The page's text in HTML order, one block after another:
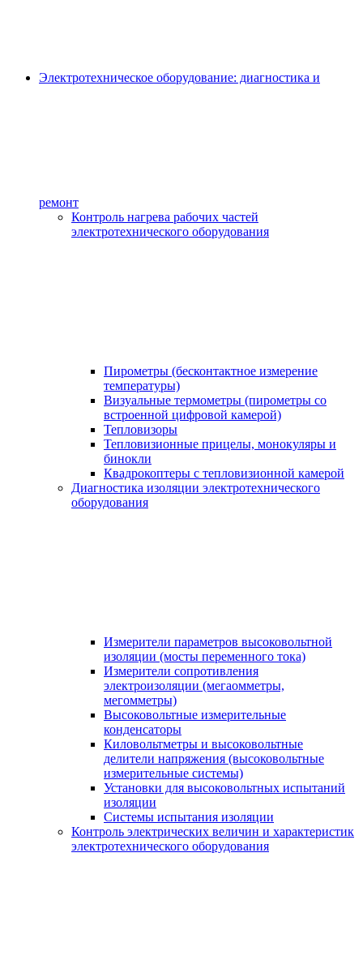
Электротехническое оборудование: диагностика и
ремонт
Контроль нагрева рабочих частей
электротехнического оборудования
Пирометры (бесконтактное измерение
температуры)
Визуальные термометры (пирометры со
встроенной цифровой камерой)
Тепловизоры
Тепловизионные прицелы, монокуляры и
бинокли
Квадрокоптеры с тепловизионной камерой
Диагностика изоляции электротехнического
оборудования
Измерители параметров высоковольтной
изоляции (мосты переменного тока)
Измерители сопротивления
электроизоляции (мегаомметры,
мегомметры)
Высоковольтные измерительные
конденсаторы
Киловольтметры и высоковольтные
делители напряжения (высоковольтные
измерительные системы)
Установки для высоковольтных испытаний
изоляции
Системы испытания изоляции
Контроль электрических величин и характеристик
электротехнического оборудования